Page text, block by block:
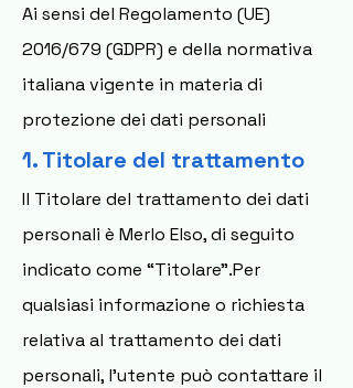
Ai sensi del Regolamento (UE)
2016/679 (GDPR) e della normativa
italiana vigente in materia di
protezione dei dati personali
1. Titolare del trattamento
Il Titolare del trattamento dei dati
personali è Merlo Elso, di seguito
indicato come “Titolare”.Per
qualsiasi informazione o richiesta
relativa al trattamento dei dati
personali, l’utente può contattare il